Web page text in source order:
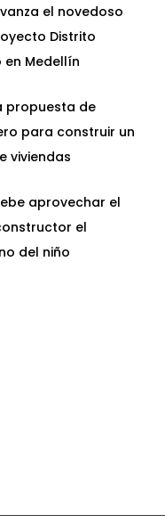
el novedoso
Distrito
en Medellín
propuesta de
para construir un
viviendas
aprovechar el
el
del niño